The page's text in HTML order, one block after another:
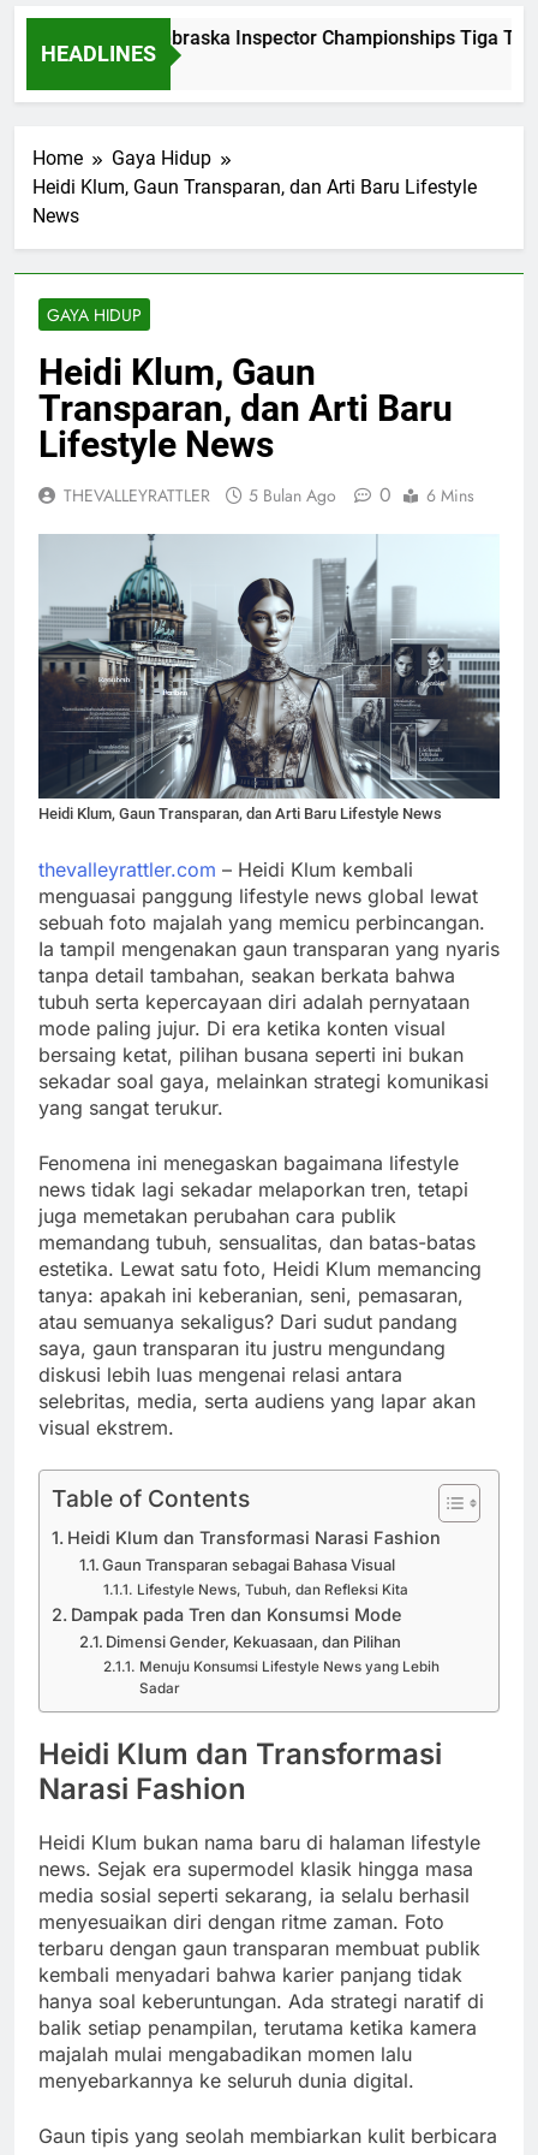
HEADLINES
Dominasi Nebraska Inspector Championships Tiga
2 Bulan Ago
Home
Gaya Hidup
Heidi Klum, Gaun Transparan, dan Arti Baru Lifestyle
News
GAYA HIDUP
Heidi Klum, Gaun
Transparan, dan Arti Baru
Lifestyle News
THEVALLEYRATTLER 5 Bulan Ago 0 6 Mins
Heidi Klum, Gaun Transparan, dan Arti Baru Lifestyle News
thevalleyrattler.com – Heidi Klum kembali
menguasai panggung lifestyle news global lewat
sebuah foto majalah yang memicu perbincangan.
Ia tampil mengenakan gaun transparan yang nyaris
tanpa detail tambahan, seakan berkata bahwa
tubuh serta kepercayaan diri adalah pernyataan
mode paling jujur. Di era ketika konten visual
bersaing ketat, pilihan busana seperti ini bukan
sekadar soal gaya, melainkan strategi komunikasi
yang sangat terukur.
Fenomena ini menegaskan bagaimana lifestyle
news tidak lagi sekadar melaporkan tren, tetapi
juga memetakan perubahan cara publik
memandang tubuh, sensualitas, dan batas-batas
estetika. Lewat satu foto, Heidi Klum memancing
tanya: apakah ini keberanian, seni, pemasaran,
atau semuanya sekaligus? Dari sudut pandang
saya, gaun transparan itu justru mengundang
diskusi lebih luas mengenai relasi antara
selebritas, media, serta audiens yang lapar akan
visual ekstrem.
Table of Contents
Heidi Klum dan Transformasi Narasi Fashion
Gaun Transparan sebagai Bahasa Visual
Lifestyle News, Tubuh, dan Refleksi Kita
Dampak pada Tren dan Konsumsi Mode
Dimensi Gender, Kekuasaan, dan Pilihan
Menuju Konsumsi Lifestyle News yang Lebih
Sadar
Heidi Klum dan Transformasi
Narasi Fashion
Heidi Klum bukan nama baru di halaman lifestyle
news. Sejak era supermodel klasik hingga masa
media sosial seperti sekarang, ia selalu berhasil
menyesuaikan diri dengan ritme zaman. Foto
terbaru dengan gaun transparan membuat publik
kembali menyadari bahwa karier panjang tidak
hanya soal keberuntungan. Ada strategi naratif di
balik setiap penampilan, terutama ketika kamera
majalah mulai mengabadikan momen lalu
menyebarkannya ke seluruh dunia digital.
Gaun tipis yang seolah membiarkan kulit berbicara